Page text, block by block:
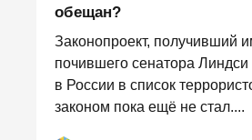
обещан?
Законопроект, получивший
почившего сенатора Линдси
в России в список
законом пока ещё не стал....